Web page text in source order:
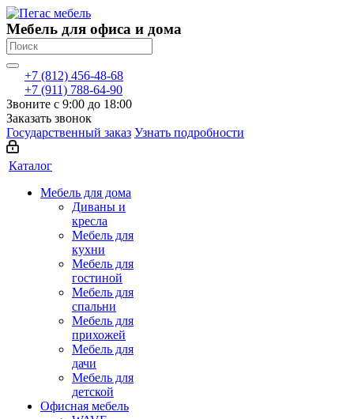
Мебель для офиса и дома
+7 (812) 456-48-68
+7 (911) 788-64-90
Звоните с 9:00 до 18:00
Заказать звонок
Государственный заказ Узнать подробности
Каталог
Мебель для дома
Диваны и
кресла
Мебель для
кухни
Мебель для
гостиной
Мебель для
спальни
Мебель для
прихожей
Мебель для
дачи
Мебель для
детской
Офисная мебель